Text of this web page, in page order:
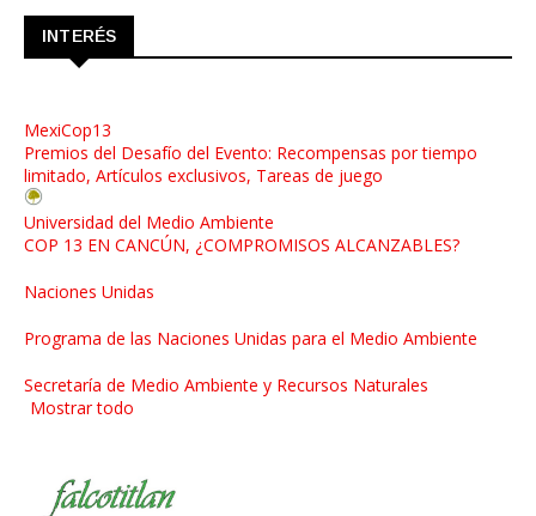
INTERÉS
MexiCop13
Premios del Desafío del Evento: Recompensas por tiempo
limitado, Artículos exclusivos, Tareas de juego
Universidad del Medio Ambiente
COP 13 EN CANCÚN, ¿COMPROMISOS ALCANZABLES?
Naciones Unidas
Programa de las Naciones Unidas para el Medio Ambiente
Secretaría de Medio Ambiente y Recursos Naturales
Mostrar todo